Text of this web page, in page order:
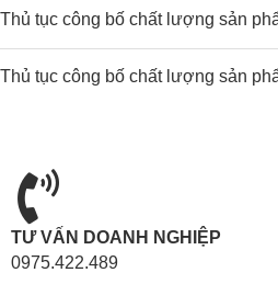
Thủ tục công bố chất lượng sản
Thủ tục công bố chất lượng sản
TƯ VẤN DOANH NGHIỆP
0975.422.489